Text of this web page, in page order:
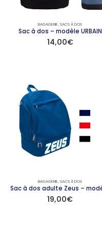
la
page
du
produit
BAGAGERIE, SACS À DOS
Sac à dos – modèle URBAIN
14,00€
variations.
Les
options
peuvent
être
choisies
page
du
produit
BAGAGERIE, SACS À DOS
19,00€